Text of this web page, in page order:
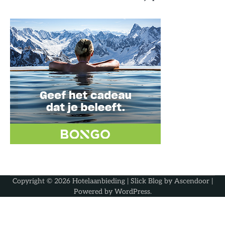
Copyright © 2026 Hotelaanbieding| Slick Blog by Ascendoor|
Powered by WordPress.